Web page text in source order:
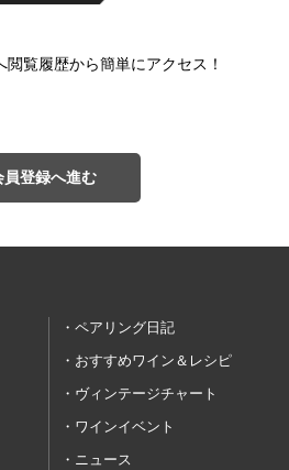
覧履歴から簡単にアクセス！
員登録へ進む
ペアリング日記
おすすめワイン＆レシピ
ヴィンテージチャート
ワインイベント
ニュース